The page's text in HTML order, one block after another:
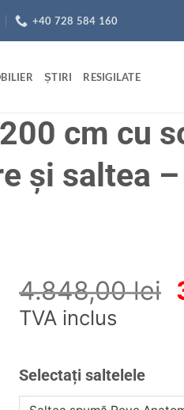
+40 728 584 160
ȘTIRI RESIGILATE
cm cu
și saltea
4.848,00lei
TVA inclus
Selectați saltelele
Alternative: